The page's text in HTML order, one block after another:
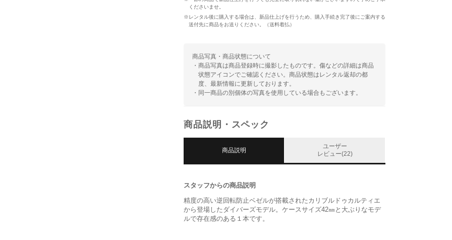
くださいませ。
※レンタル後に購入する場合は、新品仕上げを行うため、購入手続き完了後にご案内する
送付先に商品をお送りください。（送料着払）
商品写真・商品状態について
・商品写真は商品登録時に撮影したものです。傷などの詳細は商品
状態アイコンでご確認ください。商品状態はレンタル返却の都
度、最新情報に更新しております。
・同一商品の別個体の写真を使用している場合もございます。
商品説明・スペック
商品説明
ユーザー
レビュー(22)
スタッフからの商品説明
精度の高い逆回転防止ベゼルが搭載されたカリブルドゥカルティエ
から登場したダイバーズモデル。ケースサイズ42㎜と大ぶりなモデ
ルで存在感のある１本です。